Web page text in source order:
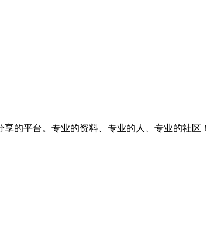
的平台。专业的资料、专业的人、专业的社区